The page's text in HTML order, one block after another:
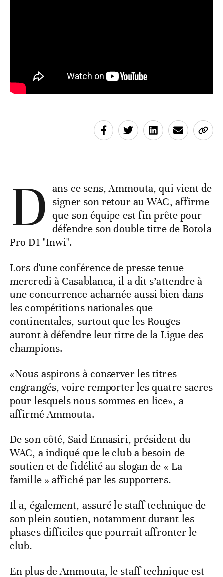
D ans ce sens, Ammouta, qui vient de
signer son retour au WAC, affirme
que son équipe est fin prête pour
défendre son double titre de Botola
Pro D1 "Inwi".
Lors d'une conférence de presse tenue
mercredi à Casablanca, il a dit s’attendre à
une concurrence acharnée aussi bien dans
les compétitions nationales que
continentales, surtout que les Rouges
auront à défendre leur titre de la Ligue des
champions.
«Nous aspirons à conserver les titres
engrangés, voire remporter les quatre sacres
pour lesquels nous sommes en lice», a
affirmé Ammouta.
De son côté, Said Ennasiri, président du
WAC, a indiqué que le club a besoin de
soutien et de fidélité au slogan de « La
famille » affiché par les supporters.
Il a, également, assuré le staff technique de
son plein soutien, notamment durant les
phases difficiles que pourrait affronter le
club.
En plus de Ammouta, le staff technique est